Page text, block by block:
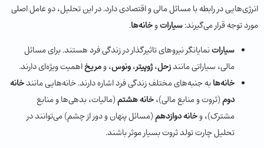
انرژی‌هایی در رابطه با مسائل مالی و اقتصادی دارد. در این تحلیل، دو عامل اصلی
مورد توجه قرار می‌گیرند:سیاراتوخانه‌ها.
سیاراتنمایانگر نیروهای تاثیرگذار در زندگی فرد هستند. برای مسائل
مالی، سیاراتی مانندزحل،ژوپیتر،ونوس، ومریخاهمیت ویژه‌ای دارند.
خانه‌هابه جنبه‌های مختلف زندگی فرد اشاره دارند. خانه‌هایی مانندخانه
دوم(ثروت و منابع مالی)،خانه هشتم(مالیات، بدهی‌ها و منابع
مشترک)، وخانه دوازدهم(مسائل پنهان و دور از چشم) می‌توانند در
تحلیل چارت تولد ثروت بسیار موثر باشند.